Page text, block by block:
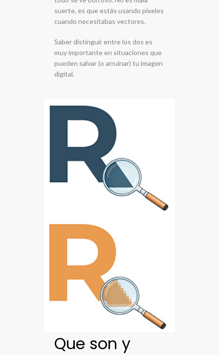
suerte, es que estás usando píxeles
cuando necesitabas vectores.
Saber distinguir entre los dos es
muy importante en situaciones que
pueden salvar (o arruinar) tu imagen
digital.
Que son y